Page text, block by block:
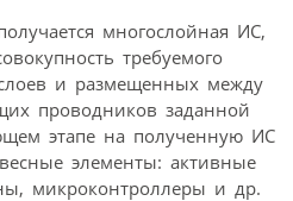
многослойная ИС,
требуемого
и размещенных между
проводников заданной
этапе на полученную ИС
элементы: активные
микроконтроллеры и др.